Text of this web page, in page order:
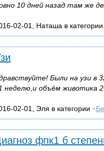
10 дней назад там же
02-01, Наташа в категории
Были на узи в
неделю,и объём животика
02-01, Эля в категории «
фпк1 б